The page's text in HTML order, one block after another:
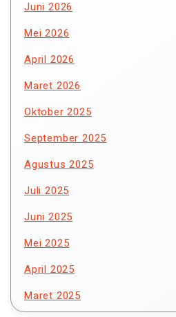
Juni 2026
Mei 2026
April 2026
Maret 2026
Oktober 2025
September 2025
Agustus 2025
Juli 2025
Juni 2025
Mei 2025
April 2025
Maret 2025